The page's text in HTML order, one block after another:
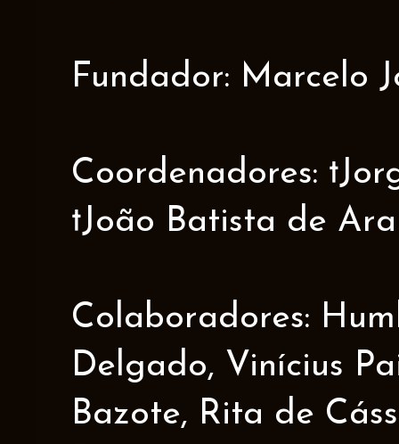
Fundador: Marcelo
Coordenadores:
†João Batista de
Colaboradores:
Delgado, Vinícius
Bazote, Rita de